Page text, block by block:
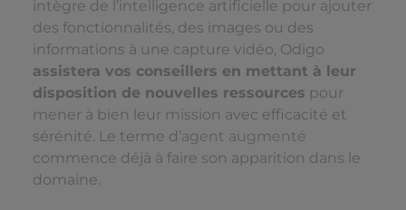
intègre de l’intelligence artificielle pour ajouter
des fonctionnalités, des images ou des
informations à une capture vidéo, Odigo
assistera vos conseillers en mettant à leur
disposition de nouvelles ressources pour
mener à bien leur mission avec efficacité et
sérénité. Le terme d’agent augmenté
commence déjà à faire son apparition dans le
domaine.